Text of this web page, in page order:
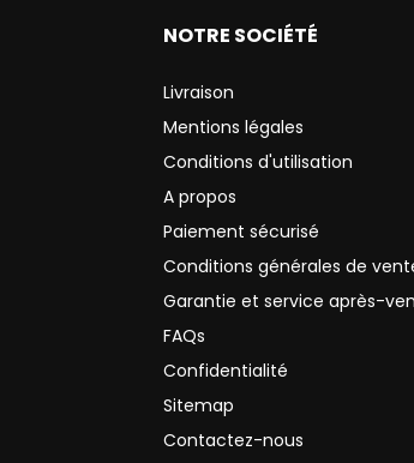
NOTRE SOCIÉTÉ
Livraison
Mentions légales
Conditions d'utilisation
A propos
Paiement sécurisé
Conditions générales de
Garantie et service après-
FAQs
Confidentialité
Sitemap
Contactez-nous